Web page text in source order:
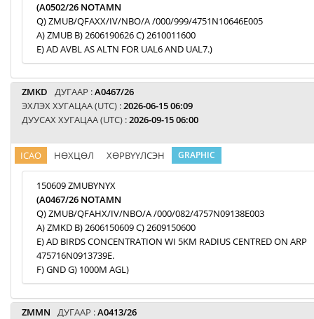
(A0502/26 NOTAMN
Q) ZMUB/QFAXX/IV/NBO/A /000/999/4751N10646E005
A) ZMUB B) 2606190626 C) 2610011600
E) AD AVBL AS ALTN FOR UAL6 AND UAL7.)
ZMKD ДУГААР :A0467/26
ЭХЛЭХ ХУГАЦАА (UTC) :2026-06-15 06:09
ДУУСАХ ХУГАЦАА (UTC) :2026-09-15 06:00
ICAO НӨХЦӨЛ ХӨРВҮҮЛСЭН GRAPHIC
150609 ZMUBYNYX
(A0467/26 NOTAMN
Q) ZMUB/QFAHX/IV/NBO/A /000/082/4757N09138E003
A) ZMKD B) 2606150609 C) 2609150600
E) AD BIRDS CONCENTRATION WI 5KM RADIUS CENTRED ON ARP
475716N0913739E.
F) GND G) 1000M AGL)
ZMMN ДУГААР :A0413/26